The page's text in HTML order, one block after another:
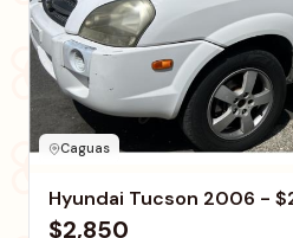
Caguas
$2,850